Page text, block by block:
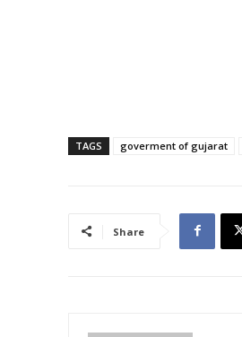
TAGS goverment of gujarat
Share